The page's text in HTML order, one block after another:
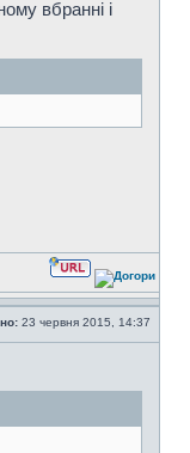
вбранні і
23 червня 2015, 14:37